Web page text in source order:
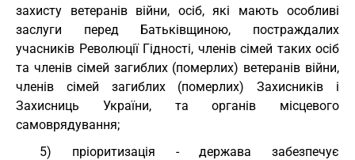
захисту ветеранів війни, осіб, які мають особливі
заслуги перед Батьківщиною, постраждалих
учасників Революції Гідності, членів сімей таких осіб
та членів сімей загиблих (померлих) ветеранів війни,
членів сімей загиблих (померлих) Захисників і
Захисниць України, та органів місцевого
самоврядування;
5) пріоритизація - держава забезпечує